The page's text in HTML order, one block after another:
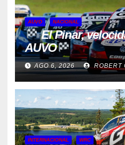
AUVO NACIONAL
El Pinar,
AUVO
AGO 6, 2026 ROBERT
INTERNACIONAL WRC